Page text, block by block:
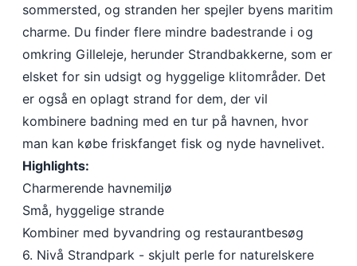
sommersted, og stranden her spejler byens maritim
charme. Du finder flere mindre badestrande i og
omkring Gilleleje, herunder Strandbakkerne, som er
elsket for sin udsigt og hyggelige klitområder. Det
er også en oplagt strand for dem, der vil
kombinere badning med en tur på havnen, hvor
man kan købe friskfanget fisk og nyde havnelivet.
Highlights:
Charmerende havnemiljø
Små, hyggelige strande
Kombiner med byvandring og restaurantbesøg
6. Nivå Strandpark - skjult perle for naturelskere